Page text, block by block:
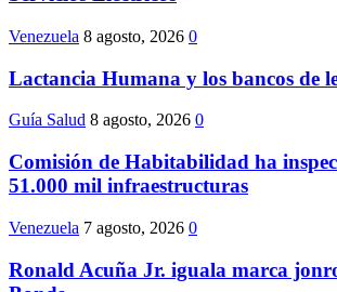
Venezuela 8 agosto, 2026 0
Lactancia Humana y los bancos de
Guía Salud 8 agosto, 2026 0
Comisión de Habitabilidad ha
51.000 mil infraestructuras
Venezuela 7 agosto, 2026 0
Ronald Acuña Jr. iguala marca